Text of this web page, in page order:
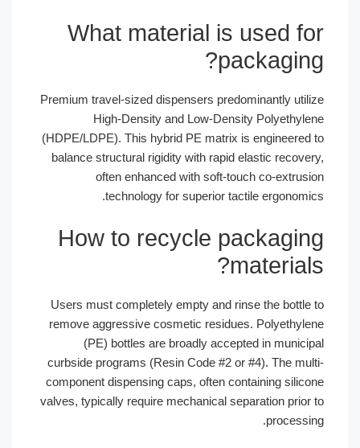
What material is used for
packaging?
Premium travel-sized dispensers predominantly utilize
High-Density and Low-Density Polyethylene
(HDPE/LDPE). This hybrid PE matrix is engineered to
balance structural rigidity with rapid elastic recovery,
often enhanced with soft-touch co-extrusion
technology for superior tactile ergonomics.
How to recycle packaging
materials?
Users must completely empty and rinse the bottle to
remove aggressive cosmetic residues. Polyethylene
(PE) bottles are broadly accepted in municipal
curbside programs (Resin Code #2 or #4). The multi-
component dispensing caps, often containing silicone
valves, typically require mechanical separation prior to
processing.